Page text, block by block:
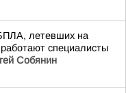
летевших на
специалисты
Собянин